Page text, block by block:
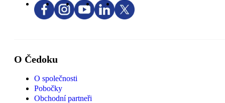
O Čedoku
O společnosti
Pobočky
Obchodní partneři